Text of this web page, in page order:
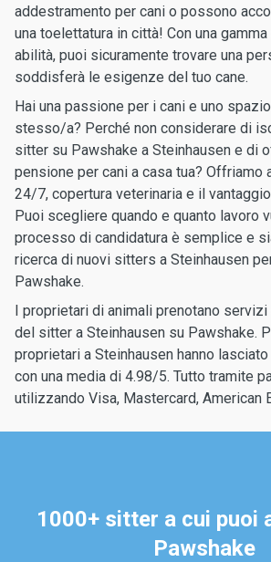
addestramento per cani o possono
una toelettatura in città! Con una
abilità, puoi sicuramente trovare una
soddisferà le esigenze del tuo cane.
Hai una passione per i cani e uno
stesso/a? Perché non considerare di
sitter su Pawshake a Steinhausen e di
pensione per cani a casa tua?
24/7, copertura veterinaria e il
Puoi scegliere quando e quanto lavoro
processo di candidatura è semplice e
ricerca di nuovi sitters a Steinhausen
Pawshake.
I proprietari di animali prenotano
del sitter a Steinhausen su Pawshake.
proprietari a Steinhausen hanno
con una media di 4.98/5. Tutto tramite
utilizzando Visa, Mastercard, American
1000+ sitter a cui puoi
Pawshake